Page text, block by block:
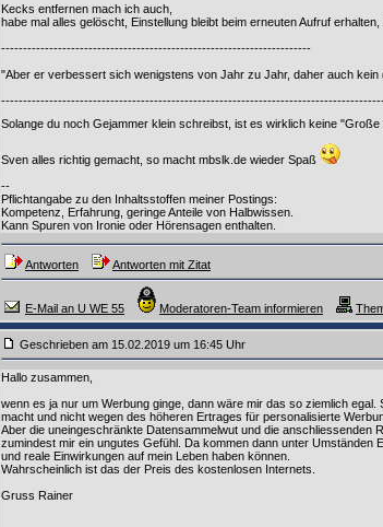
Kecks entfernen mach ich auch,
habe mal alles gelöscht, Einstellung bleibt beim erneuten Aufruf
-----------------------------------------------------------------------
"Aber er verbessert sich wenigstens von Jahr zu Jahr, daher auch kein
Solange du noch Gejammer klein schreibst, ist es wirklich keine "Große
Sven alles richtig gemacht, so macht mbslk.de wieder Spaß
--
Pflichtangabe zu den Inhaltsstoffen meiner Postings:
Kompetenz, Erfahrung, geringe Anteile von Halbwissen.
Kann Spuren von Ironie oder Hörensagen enthalten.
Antworten Antworten mit Zitat
E-Mail an U WE 55 Moderatoren-Team informieren
Geschrieben am 15.02.2019 um 16:45 Uhr
Hallo zusammen,
wenn es ja nur um Werbung ginge, dann wäre mir das so ziemlich
macht und nicht wegen des höheren Ertrages für personalisierte
Aber die uneingeschränkte Datensammelwut und die anschliessenden
zumindest mir ein ungutes Gefühl. Da kommen dann unter
und reale Einwirkungen auf mein Leben haben können.
Wahrscheinlich ist das der Preis des kostenlosen Internets.
Gruss Rainer